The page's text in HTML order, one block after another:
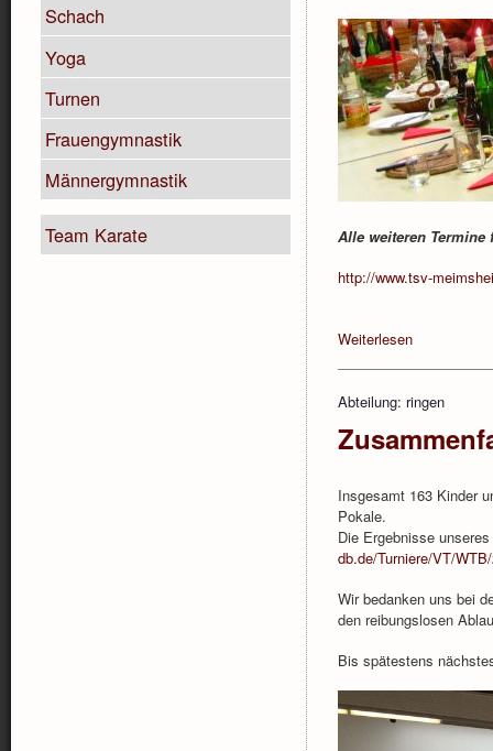
Schach
Yoga
Turnen
Frauengymnastik
Männergymnastik
Team Karate
Alle weiteren Termine
http://www.tsv-
Weiterlesen
Abteilung: ringen
Insgesamt 163 Kinder
Pokale.
Die Ergebnisse
db.de/Turniere/VT/
Wir bedanken uns bei
den reibungslosen
Bis spätestens